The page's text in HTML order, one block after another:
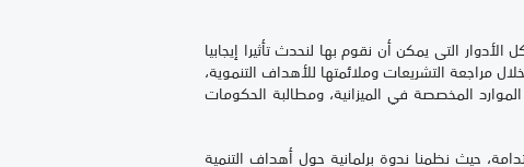
التى يمكن أن نقوم بها لنحدث تأثيرا إيجابيا
مراجعة التشريعات وملائمتها للأهداف التنموية،
المخصصة في الميزانية، ومطالبة الحكومات
حيث نظمنا ندوة برلمانية حول أهداف التنمية